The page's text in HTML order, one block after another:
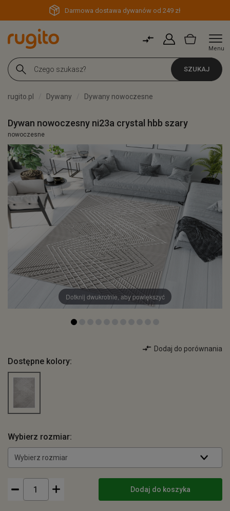
Darmowa dostawa dywanów od 249 zł
Menu
SZUKAJ
rugito.pl Dywany Dywany nowoczesne
Dywan nowoczesny ni23a crystal hbb szary
nowoczesne
Dotknij dwukrotnie, aby powiększyć
Dodaj do porównania
Dostępne kolory:
Wybierz rozmiar:
Wybierz rozmiar
Dodaj do koszyka